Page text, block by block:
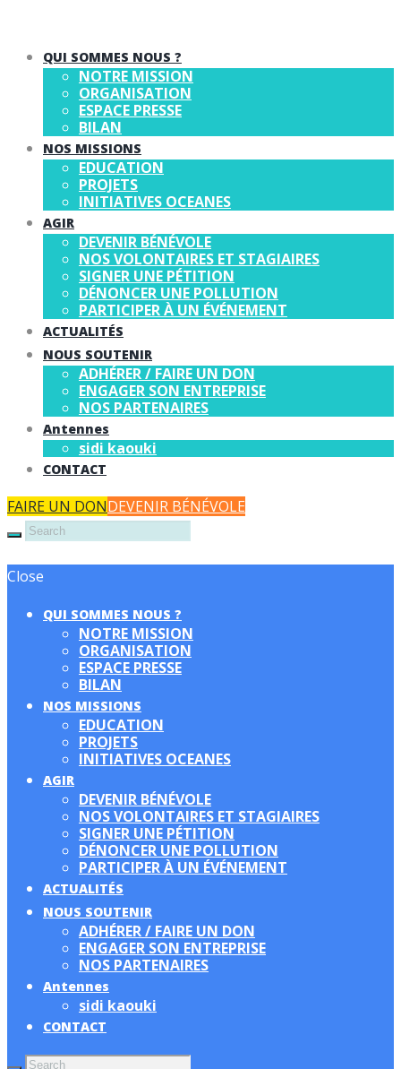
QUI SOMMES NOUS ?
NOTRE MISSION
ORGANISATION
ESPACE PRESSE
BILAN
NOS MISSIONS
EDUCATION
PROJETS
INITIATIVES OCEANES
AGIR
DEVENIR BÉNÉVOLE
NOS VOLONTAIRES ET STAGIAIRES
SIGNER UNE PÉTITION
DÉNONCER UNE POLLUTION
PARTICIPER À UN ÉVÉNEMENT
ACTUALITÉS
NOUS SOUTENIR
ADHÉRER / FAIRE UN DON
ENGAGER SON ENTREPRISE
NOS PARTENAIRES
Antennes
sidi kaouki
CONTACT
FAIRE UN DONDEVENIR BÉNÉVOLE
Close
QUI SOMMES NOUS ?
NOTRE MISSION
ORGANISATION
ESPACE PRESSE
BILAN
NOS MISSIONS
EDUCATION
PROJETS
INITIATIVES OCEANES
AGIR
DEVENIR BÉNÉVOLE
NOS VOLONTAIRES ET STAGIAIRES
SIGNER UNE PÉTITION
DÉNONCER UNE POLLUTION
PARTICIPER À UN ÉVÉNEMENT
ACTUALITÉS
NOUS SOUTENIR
ADHÉRER / FAIRE UN DON
ENGAGER SON ENTREPRISE
NOS PARTENAIRES
Antennes
sidi kaouki
CONTACT